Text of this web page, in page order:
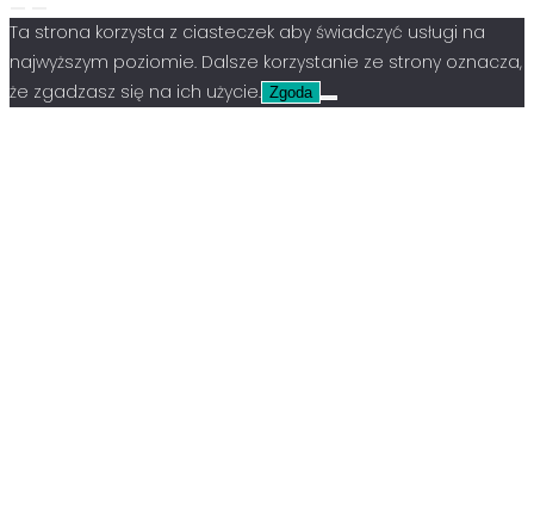
Ta strona korzysta z ciasteczek aby świadczyć usługi na
najwyższym poziomie. Dalsze korzystanie ze strony oznacza,
że zgadzasz się na ich użycie. Zgoda